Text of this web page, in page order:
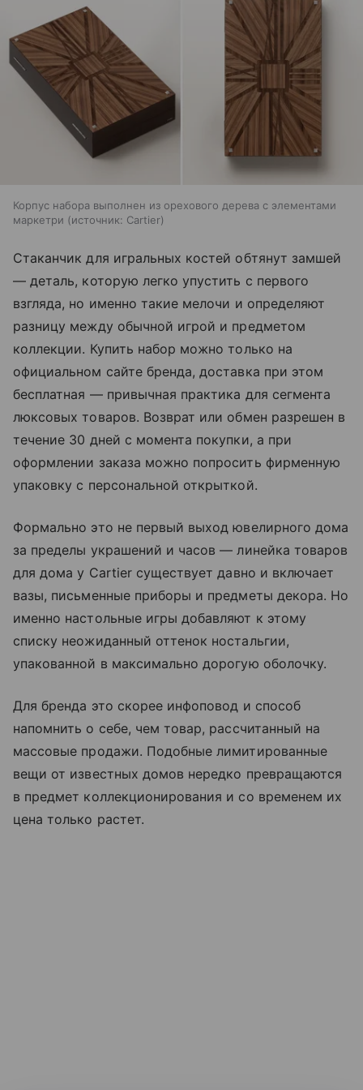
Корпус набора выполнен из орехового дерева с элементами
маркетри
источник: Cartier
Стаканчик для игральных костей обтянут замшей
— деталь, которую легко упустить с первого
взгляда, но именно такие мелочи и определяют
разницу между обычной игрой и предметом
коллекции. Купить набор можно только на
официальном сайте бренда, доставка при этом
бесплатная — привычная практика для сегмента
люксовых товаров. Возврат или обмен разрешен в
течение 30 дней с момента покупки, а при
оформлении заказа можно попросить фирменную
упаковку с персональной открыткой.
Формально это не первый выход ювелирного дома
за пределы украшений и часов — линейка товаров
для дома у Cartier существует давно и включает
вазы, письменные приборы и предметы декора. Но
именно настольные игры добавляют к этому
списку неожиданный оттенок ностальгии,
упакованной в максимально дорогую оболочку.
Для бренда это скорее инфоповод и способ
напомнить о себе, чем товар, рассчитанный на
массовые продажи. Подобные лимитированные
вещи от известных домов нередко превращаются
в предмет коллекционирования и со временем их
цена только растет.